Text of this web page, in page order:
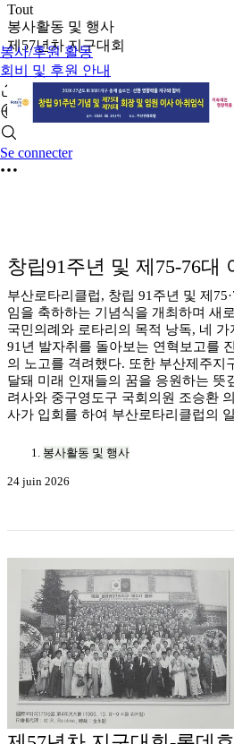
봉사/후원 활동
회비 및 후원 안내
Se connecter
Tout
봉사활동 및 행사
제57년차 지구대회
창립91주년 및 제75-76대
부산로타리클럽, 창립 91주년 및 제
임을 축하하는 기념식을 개최하며 새
국민의례와 로타리의 목적 낭독, 네
91년 발자취를 돌아보는 연혁보고를
의 노고를 격려했다. 또한 부산제주지
달돼 미래 인재들의 꿈을 응원하는 뜻
려사와 중구영도구 국회의원 조승환
사가 입회를 하여 부산로타리클럽의
봉사활동 및 행사
24 juin 2026